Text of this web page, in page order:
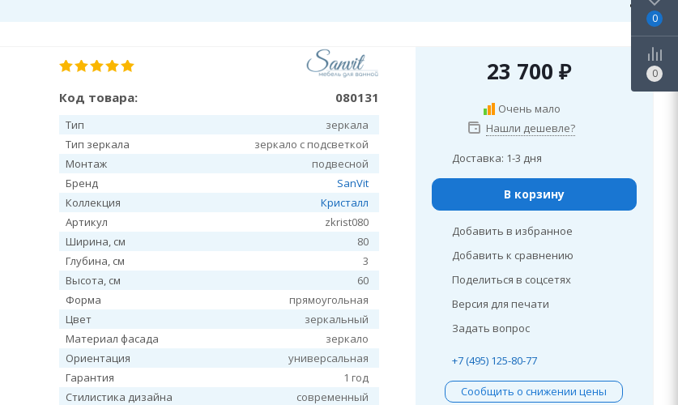
Код товара: 080131
Тип
зеркала
Тип зеркала
зеркало с подсветкой
Монтаж
подвесной
Бренд
SanVit
Коллекция
Кристалл
Артикул
zkrist080
Ширина, см
80
Глубина, см
3
Высота, см
60
Форма
прямоугольная
Цвет
зеркальный
Материал фасада
зеркало
Ориентация
универсальная
Гарантия
1 год
Стилистика дизайна
современный
23 700 ₽
Очень мало
Нашли дешевле?
Доставка: 1-3 дня
В корзину
Добавить в избранное
Добавить к сравнению
Поделиться в соцсетях
Версия для печати
Задать вопрос
+7 (495) 125-80-77
Сообщить о снижении цены
0
0